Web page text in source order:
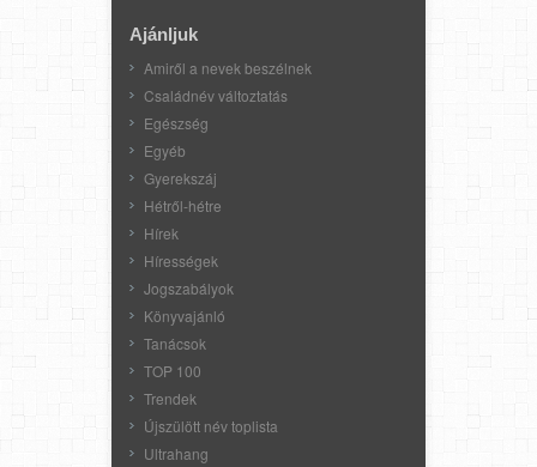
Ajánljuk
Amiről a nevek beszélnek
Családnév változtatás
Egészség
Egyéb
Gyerekszáj
Hétről-hétre
Hírek
Hírességek
Jogszabályok
Könyvajánló
Tanácsok
TOP 100
Trendek
Újszülött név toplista
Ultrahang